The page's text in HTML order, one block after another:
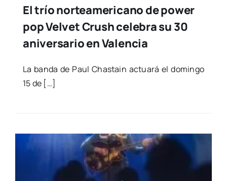
El trío norteamericano de power
pop Velvet Crush celebra su 30
aniversario en Valencia
La ban­da de Paul Chas­tain actua­rá el domin­go
15 de […]